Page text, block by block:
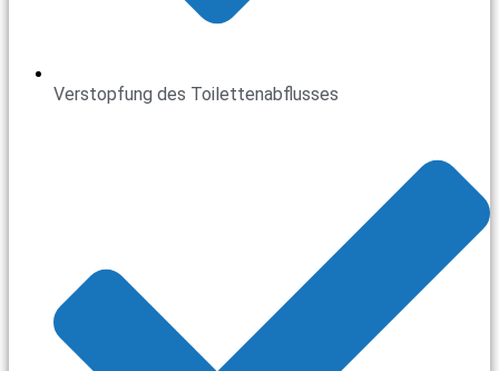
Verstopfung des Toilettenabflusses